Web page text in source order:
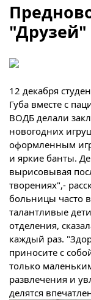
12 декабря
Губа вместе с
ВОДБ делали
новогодних
оформленным
и яркие банты.
вырисовывая
творениях",-
больницы часто
талантливые
отделения,
каждый раз.
приносите с
только
развлечения и
делятся